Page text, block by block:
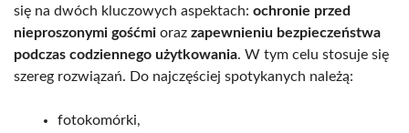
się na dwóch kluczowych aspektach: ochronie przed
nieproszonymi gośćmi oraz zapewnieniu bezpieczeństwa
podczas codziennego użytkowania. W tym celu stosuje się
szereg rozwiązań. Do najczęściej spotykanych należą:
fotokomórki,